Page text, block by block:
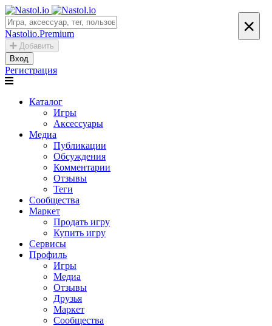
Nastolio.Premium
Добавить
Вход
Регистрация
Каталог
Игры
Аксессуары
Медиа
Публикации
Обсуждения
Комментарии
Отзывы
Теги
Сообщества
Маркет
Продать игру
Купить игру
Сервисы
Профиль
Игры
Медиа
Отзывы
Друзья
Маркет
Сообщества
×